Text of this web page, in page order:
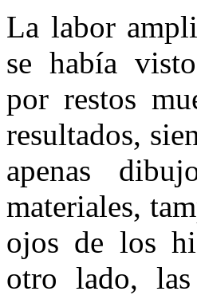
La labor
se había
por restos
resultados,
apenas
materiales,
ojos de los
otro lado,